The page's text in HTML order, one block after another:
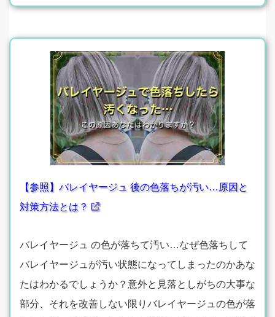
【参照】バレイヤージュ 後の色落ちが汚い…原因と
対策方法とは？
バレイヤージュ の色が落ちて汚い…なぜ色落ちして
バレイヤージュが汚い状態になってしまったのかあな
たはわかるでしょうか？意外と見落としがちの大事な
部分、それを改善しない限りバレイヤージュの色が落